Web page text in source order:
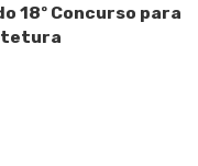
18º Concurso para